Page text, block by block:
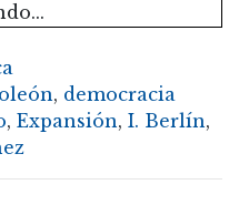
, democracia
, Expansión, I. Berlín,